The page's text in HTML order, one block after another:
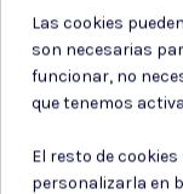
Puede darse de baja
Consiento el uso
Consiento el uso
de su entidad.
Las cookies
son necesarias
funcionar, no
que tenemos
El resto de
personalizarla en